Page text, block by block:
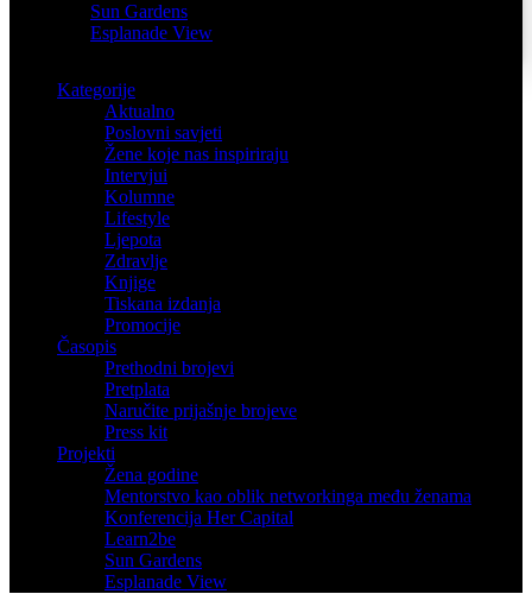
Sun Gardens
Esplanade View
Kategorije
Aktualno
Poslovni savjeti
Žene koje nas inspiriraju
Intervjui
Kolumne
Lifestyle
Ljepota
Zdravlje
Knjige
Tiskana izdanja
Promocije
Časopis
Prethodni brojevi
Pretplata
Naručite prijašnje brojeve
Press kit
Projekti
Žena godine
Mentorstvo kao oblik networkinga među ženama
Konferencija Her Capital
Learn2be
Sun Gardens
Esplanade View